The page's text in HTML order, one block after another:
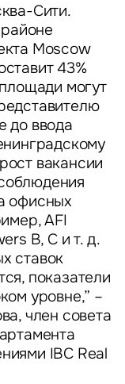
Сити.
Moscow
43%
могут
до ввода
вакансии
офисных
AFI
B, C и т. д.
ставок
показатели
уровне,” –
член совета
IBC Real
свое согласие
данных